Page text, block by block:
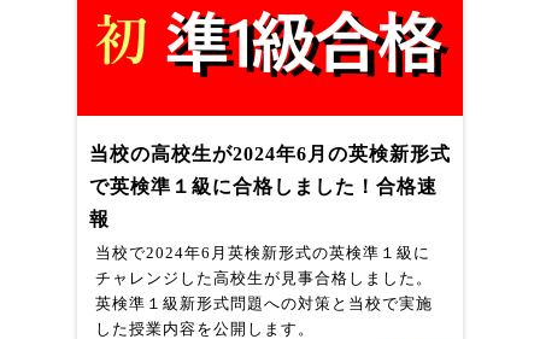
当校の高校生が2024年6月の英検新形式
で英検準１級に合格しました！合格速
報
当校で2024年6月英検新形式の英検準１級に
チャレンジした高校生が見事合格しました。
英検準１級新形式問題への対策と当校で実施
した授業内容を公開します。